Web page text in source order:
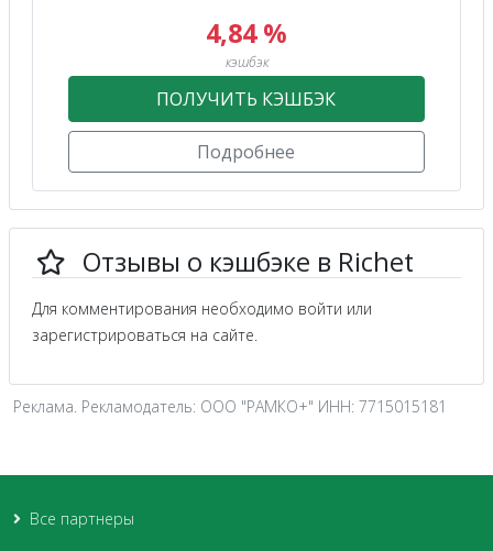
4,84 %
кэшбэк
ПОЛУЧИТЬ КЭШБЭК
Подробнее
Отзывы о кэшбэке в Richet
Для комментирования необходимо войти или
зарегистрироваться на сайте.
Реклама. Рекламодатель: ООО "РАМКО+" ИНН: 7715015181
Все партнеры